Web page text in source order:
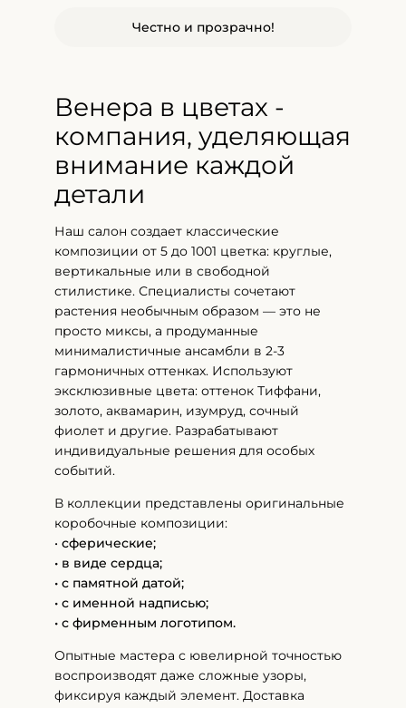
Честно и прозрачно!
Венера в цветах -
компания, уделяющая
внимание каждой
детали
Наш салон создает классические
композиции от 5 до 1001 цветка: круглые,
вертикальные или в свободной
стилистике. Специалисты сочетают
растения необычным образом — это не
просто миксы, а продуманные
минималистичные ансамбли в 2-3
гармоничных оттенках. Используют
эксклюзивные цвета: оттенок Тиффани,
золото, аквамарин, изумруд, сочный
фиолет и другие. Разрабатывают
индивидуальные решения для особых
событий.
В коллекции представлены оригинальные
коробочные композиции:
• сферические;
• в виде сердца;
• с памятной датой;
• с именной надписью;
• с фирменным логотипом.
Опытные мастера с ювелирной точностью
воспроизводят даже сложные узоры,
фиксируя каждый элемент. Доставка